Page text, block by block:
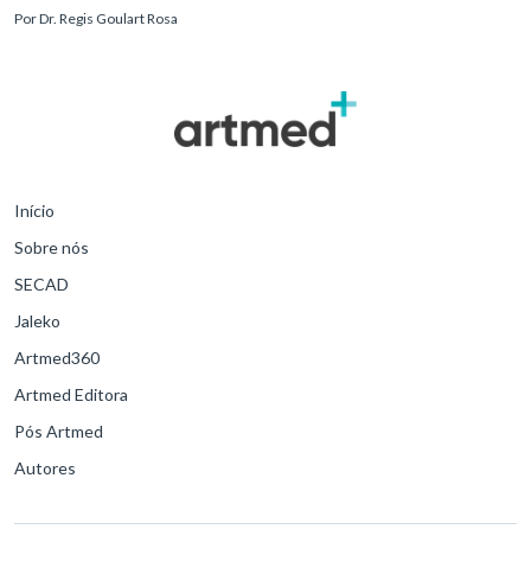
para o desfe
PorDr. Regis Goulart Rosa
Início
Sobre nós
SECAD
Jaleko
Artmed360
Artmed Editora
Pós Artmed
Autores